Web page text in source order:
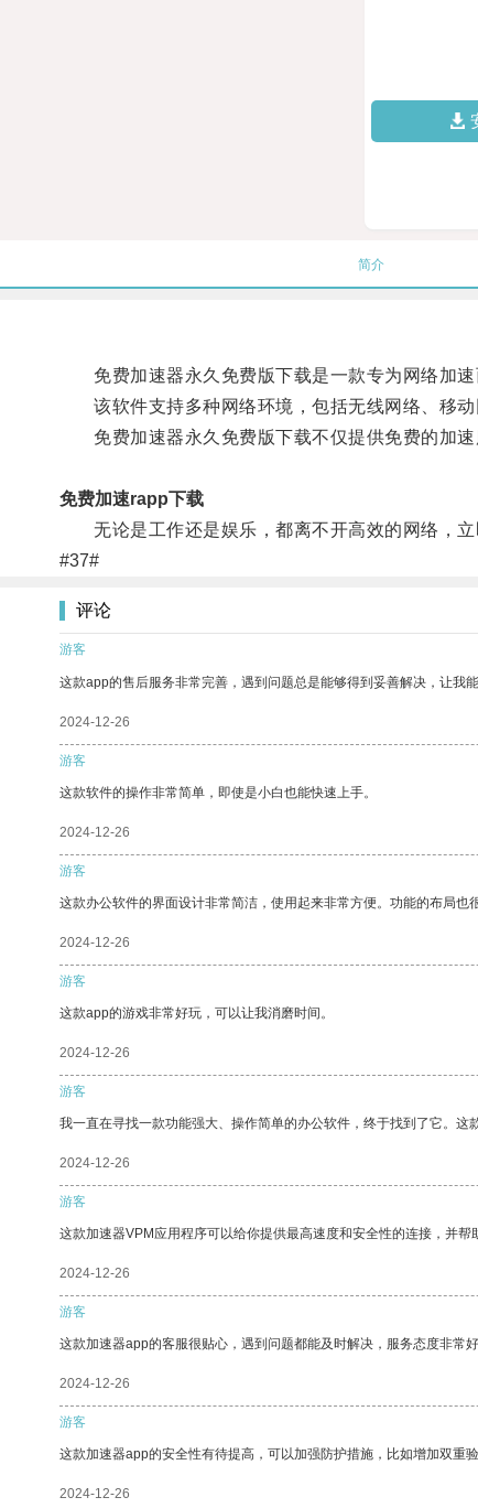
简介
免费加速器永久免费版下载是一款专为网络加速
该软件支持多种网络环境，包括无线网络、移动
免费加速器永久免费版下载不仅提供免费的加速
免费加速rapp下载
无论是工作还是娱乐，都离不开高效的网络，立
#37#
评论
游客
这款app的售后服务非常完善，遇到问题总是能够得到妥善解决，让我能
2024-12-26
游客
这款软件的操作非常简单，即使是小白也能快速上手。
2024-12-26
游客
这款办公软件的界面设计非常简洁，使用起来非常方便。功能的布局也
2024-12-26
游客
这款app的游戏非常好玩，可以让我消磨时间。
2024-12-26
游客
我一直在寻找一款功能强大、操作简单的办公软件，终于找到了它。
2024-12-26
游客
这款加速器VPM应用程序可以给你提供最高速度和安全性的连接，并帮
2024-12-26
游客
这款加速器app的客服很贴心，遇到问题都能及时解决，服务态度非常好
2024-12-26
游客
这款加速器app的安全性有待提高，可以加强防护措施，比如增加双重验
2024-12-26